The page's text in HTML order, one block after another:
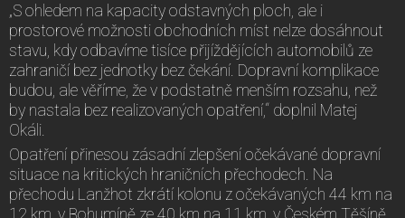
„S ohledem na kapacity odstavných ploch, ale i
prostorové možnosti obchodních míst nelze dosáhnout
stavu, kdy odbavíme tisíce přijíždějících automobilů ze
zahraničí bez jednotky bez čekání. Dopravní komplikace
budou, ale věříme, že v podstatně menším rozsahu, než
by nastala bez realizovaných opatření,“ doplnil Matej
Okáli.
Opatření přinesou zásadní zlepšení očekávané dopravní
situace na kritických hraničních přechodech. Na
přechodu Lanžhot zkrátí kolonu z očekávaných 44 km na
12 km, v Bohumíně ze 40 km na 11 km, v Českém Těšíně